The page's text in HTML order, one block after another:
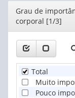
Editor
Grau de
corporal [1/3]
Total
Muito
Pouco